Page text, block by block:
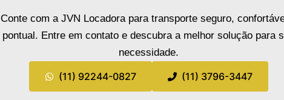
Conte com a JVN Locadora para transporte seguro,
pontual. Entre em contato e descubra a melhor solução para
necessidade.
(11) 92244-0827 (11) 3796-3447